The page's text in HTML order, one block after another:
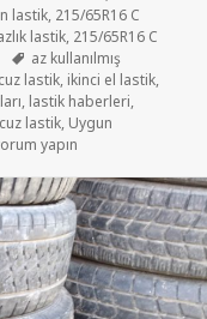
lastik, 215/65R16 C
lastik, 215/65R16 C
Etiketler
az kullanılmış
lastik, ikinci el lastik,
, lastik haberleri,
lastik, Uygun
C DİŞLİ KAMYONET
yapın